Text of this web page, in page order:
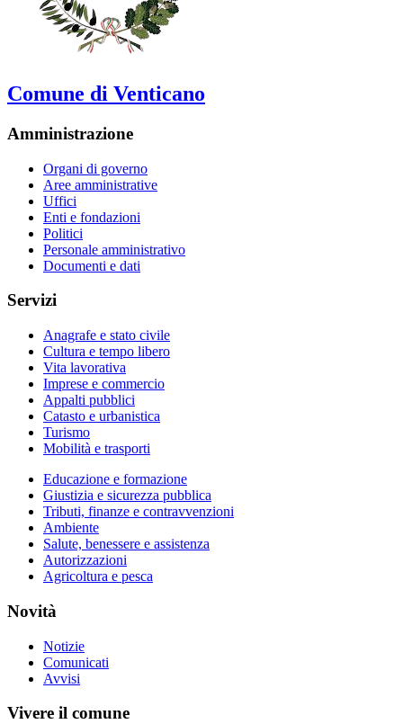
Comune di Venticano
Amministrazione
Organi di governo
Aree amministrative
Uffici
Enti e fondazioni
Politici
Personale amministrativo
Documenti e dati
Servizi
Anagrafe e stato civile
Cultura e tempo libero
Vita lavorativa
Imprese e commercio
Appalti pubblici
Catasto e urbanistica
Turismo
Mobilità e trasporti
Educazione e formazione
Giustizia e sicurezza pubblica
Tributi, finanze e contravvenzioni
Ambiente
Salute, benessere e assistenza
Autorizzazioni
Agricoltura e pesca
Novità
Notizie
Comunicati
Avvisi
Vivere il comune